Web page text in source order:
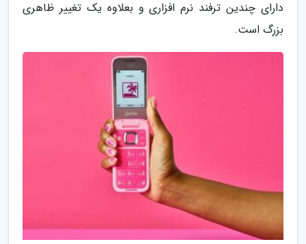
دارای چندین ترفند نرم افزاری و بعلاوه یک تغییر ظاهری
بزرگ است.